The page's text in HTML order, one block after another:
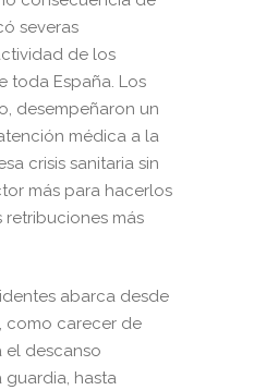
severas
de los
toda España. Los
desempeñaron un
médica a la
crisis sanitaria sin
más para hacerlos
retribuciones más
abarca desde
como carecer de
el descanso
hasta